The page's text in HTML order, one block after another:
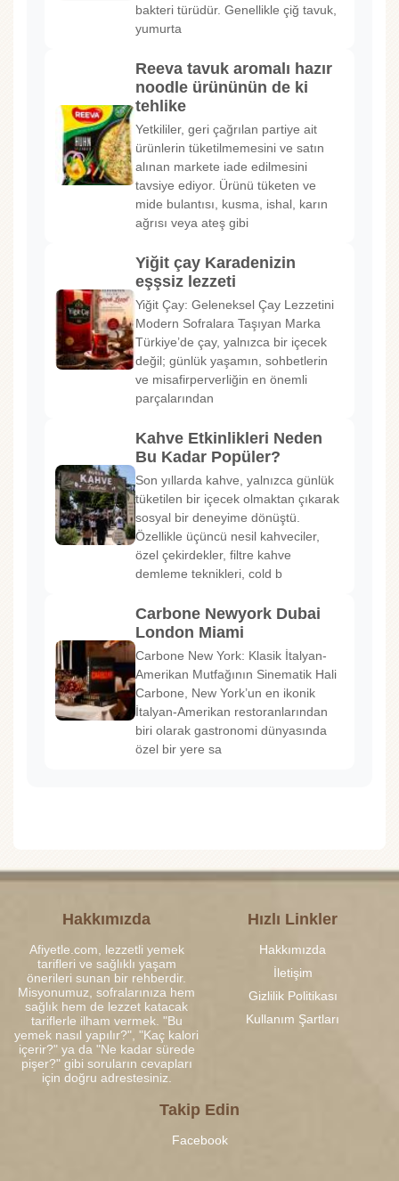
bakteri türüdür. Genellikle çiğ tavuk,
yumurta
Reeva tavuk aromalı hazır
noodle ürününün de ki
tehlike
Yetkililer, geri çağrılan partiye ait
ürünlerin tüketilmemesini ve satın
alınan markete iade edilmesini
tavsiye ediyor. Ürünü tüketen ve
mide bulantısı, kusma, ishal, karın
ağrısı veya ateş gibi
Yiğit çay Karadenizin
eşşsiz lezzeti
Yiğit Çay: Geleneksel Çay Lezzetini
Modern Sofralara Taşıyan Marka
Türkiye’de çay, yalnızca bir içecek
değil; günlük yaşamın, sohbetlerin
ve misafirperverliğin en önemli
parçalarından
Kahve Etkinlikleri Neden
Bu Kadar Popüler?
Son yıllarda kahve, yalnızca günlük
tüketilen bir içecek olmaktan çıkarak
sosyal bir deneyime dönüştü.
Özellikle üçüncü nesil kahveciler,
özel çekirdekler, filtre kahve
demleme teknikleri, cold b
Carbone Newyork Dubai
London Miami
Carbone New York: Klasik İtalyan-
Amerikan Mutfağının Sinematik Hali
Carbone, New York’un en ikonik
İtalyan-Amerikan restoranlarından
biri olarak gastronomi dünyasında
özel bir yere sa
Hakkımızda
Afiyetle.com, lezzetli yemek
tarifleri ve sağlıklı yaşam
önerileri sunan bir rehberdir.
Misyonumuz, sofralarınıza hem
sağlık hem de lezzet katacak
tariflerle ilham vermek. "Bu
yemek nasıl yapılır?", "Kaç kalori
içerir?" ya da "Ne kadar sürede
pişer?" gibi soruların cevapları
için doğru adrestesiniz.
Hızlı Linkler
Hakkımızda
İletişim
Gizlilik Politikası
Kullanım Şartları
Takip Edin
Facebook